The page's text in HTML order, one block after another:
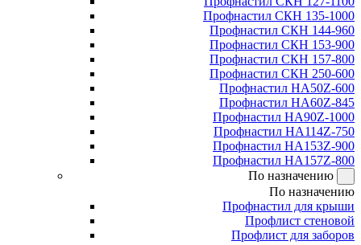
Профнастил СКН 135-1000
Профнастил СКН 144-960
Профнастил СКН 153-900
Профнастил СКН 157-800
Профнастил СКН 250-600
Профнастил НА50Z-600
Профнастил НА60Z-845
Профнастил НА90Z-1000
Профнастил НА114Z-750
Профнастил НА153Z-900
Профнастил НА157Z-800
По назначению
По назначению
Профнастил для крыши
Профлист стеновой
Профлист для заборов